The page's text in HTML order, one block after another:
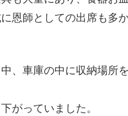
恩師としての出席も多か
、車庫の中に収納場所
がっていました。